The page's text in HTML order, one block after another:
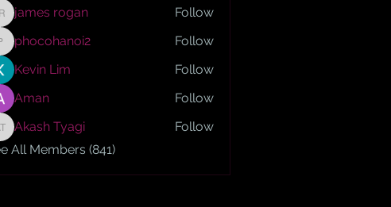
james rogan
james rogan Follow
phocohanoi2
phocohanoi2
Follow
Kevin Lim
Follow
Aman
Follow
Akash Tyagi
Akash Tyagi
Follow
All Members (841)